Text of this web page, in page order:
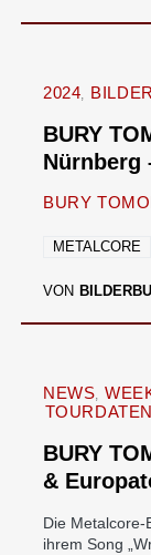
2024 BILDER
BURY
Nürnberg
BURY
METALCORE
VON
NEWS
BURY
&
Die Metalcore-
ihrem Song